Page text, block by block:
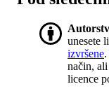
unesete
izvršene
način, ali
licence